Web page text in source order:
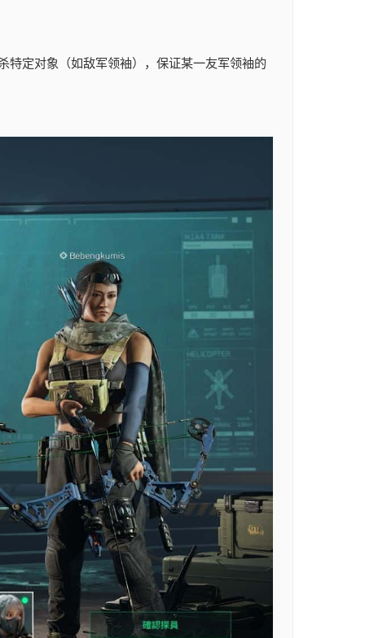
特定对象（如敌军领袖），保证某一友军领袖的